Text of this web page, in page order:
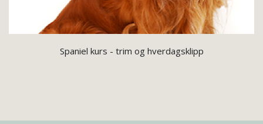
Spaniel kurs - trim og hverdagsklipp